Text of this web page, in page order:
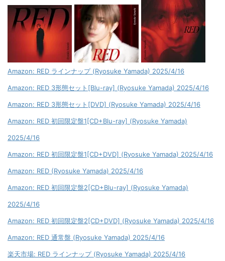
Amazon: RED ラインナップ (Ryosuke Yamada) 2025/4/16
Amazon: RED 3形態セット[Blu-ray] (Ryosuke Yamada) 2025/4/16
Amazon: RED 3形態セット[DVD] (Ryosuke Yamada) 2025/4/16
Amazon: RED 初回限定盤1[CD+Blu-ray] (Ryosuke Yamada)
2025/4/16
Amazon: RED 初回限定盤1[CD+DVD] (Ryosuke Yamada) 2025/4/16
Amazon: RED (Ryosuke Yamada) 2025/4/16
Amazon: RED 初回限定盤2[CD+Blu-ray] (Ryosuke Yamada)
2025/4/16
Amazon: RED 初回限定盤2[CD+DVD] (Ryosuke Yamada) 2025/4/16
Amazon: RED 通常盤 (Ryosuke Yamada) 2025/4/16
楽天市場: RED ラインナップ (Ryosuke Yamada) 2025/4/16